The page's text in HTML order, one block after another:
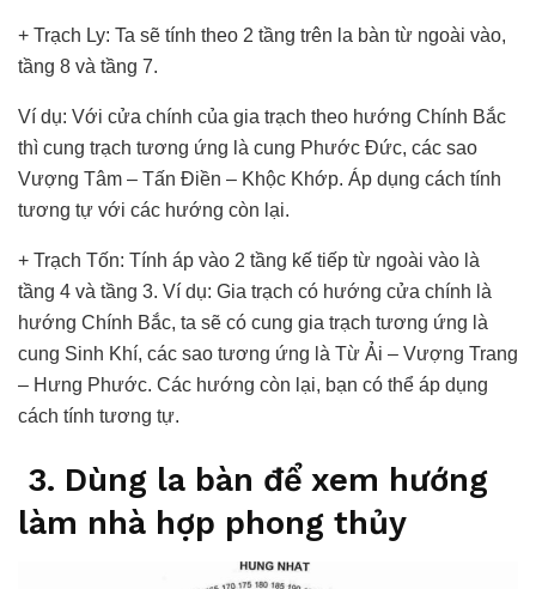
+ Trạch Ly: Ta sẽ tính theo 2 tầng trên la bàn từ ngoài vào,
tầng 8 và tầng 7.
Ví dụ: Với cửa chính của gia trạch theo hướng Chính Bắc
thì cung trạch tương ứng là cung Phước Đức, các sao
Vượng Tâm – Tấn Điền – Khộc Khớp. Áp dụng cách tính
tương tự với các hướng còn lại.
+ Trạch Tốn: Tính áp vào 2 tầng kế tiếp từ ngoài vào là
tầng 4 và tầng 3. Ví dụ: Gia trạch có hướng cửa chính là
hướng Chính Bắc, ta sẽ có cung gia trạch tương ứng là
cung Sinh Khí, các sao tương ứng là Từ Ải – Vượng Trang
– Hưng Phước. Các hướng còn lại, bạn có thể áp dụng
cách tính tương tự.
3. Dùng la bàn để xem hướng
làm nhà hợp phong thủy